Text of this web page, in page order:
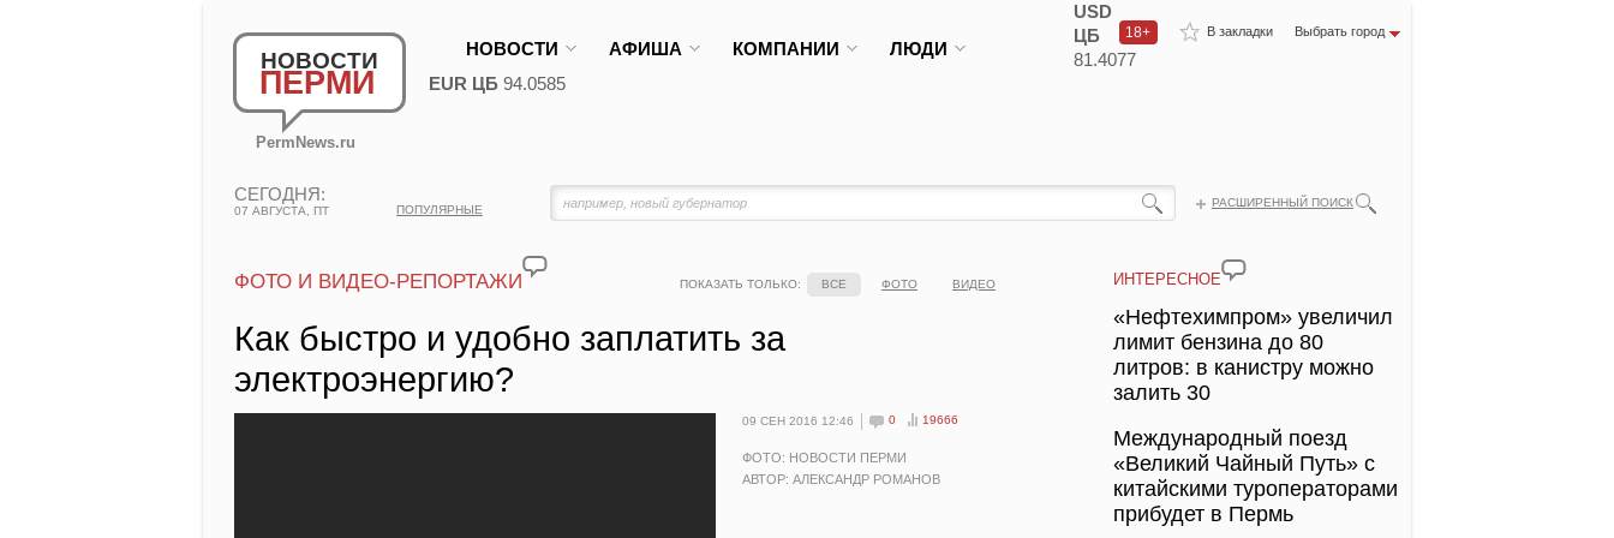
НОВОСТИ
ПЕРМИ
PermNews.ru
В закладки Выбрать город
18+
НОВОСТИ АФИША КОМПАНИИ ЛЮДИ
USD
ЦБ
81.4077
EUR ЦБ 94.0585
СЕГОДНЯ:
07 АВГУСТА, ПТ
РАСШИРЕННЫЙ ПОИСК
ПОПУЛЯРНЫЕ
ПОКАЗАТЬ ТОЛЬКО: ВСЕ ФОТО ВИДЕО
ФОТО И ВИДЕО-РЕПОРТАЖИ
Как быстро и удобно заплатить за
электроэнергию?
09 СЕН 2016 12:46 0 19666
ФОТО: НОВОСТИ ПЕРМИ
АВТОР: АЛЕКСАНДР РОМАНОВ
ИНТЕРЕСНОЕ
«Нефтехимпром» увеличил
лимит бензина до 80
литров: в канистру можно
залить 30
Международный поезд
«Великий Чайный Путь» с
китайскими туроператорами
прибудет в Пермь